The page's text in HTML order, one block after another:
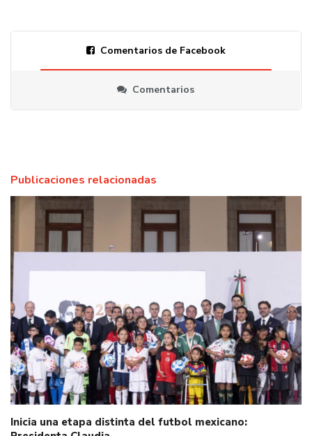
Comentarios de Facebook
Comentarios
Publicaciones relacionadas
Inicia una etapa distinta del futbol mexicano: